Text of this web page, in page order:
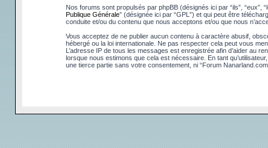
Nos forums sont propulsés par phpBB (désignés ici par “ils”, “eux”,
Publique Générale” (désignée ici par “GPL”) et qui peut être
conduite et/ou du contenu que nous acceptons et/ou que nous
Vous acceptez de ne publier aucun contenu à caractère abusif,
hébergé ou la loi internationale. Ne pas respecter cela peut vous
L’adresse IP de tous les messages est enregistrée afin d’aider au
lorsque nous estimons que cela est nécessaire. En tant
une tierce partie sans votre consentement, ni “Forum